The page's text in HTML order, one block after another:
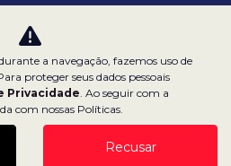
SA
a navegação, fazemos uso de
proteger seus dados pessoais
Privacidade. Ao seguir com a
com nossas Políticas.
Recusar